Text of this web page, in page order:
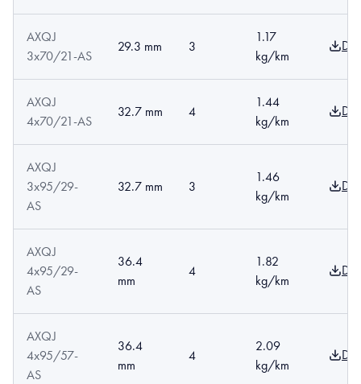
AXQJ
3x70/21-AS
29.3 mm 3
1.17
kg/km
AXQJ
4x70/21-AS
32.7 mm 4
1.44
kg/km
AXQJ
3x95/29-
AS
32.7 mm 3
1.46
kg/km
AXQJ
4x95/29-
AS
36.4
mm
4
1.82
kg/km
AXQJ
4x95/57-
AS
36.4
mm
4
2.09
kg/km